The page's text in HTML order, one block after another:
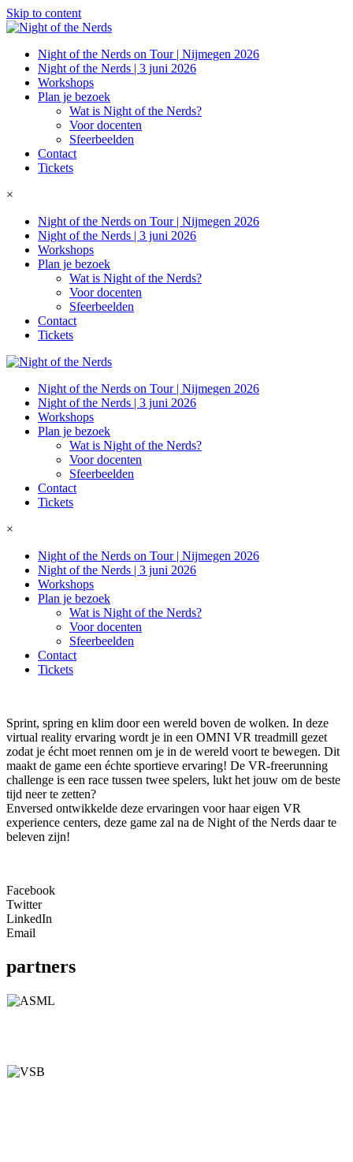
Skip to content
Night of the Nerds on Tour | Nijmegen 2026
Night of the Nerds | 3 juni 2026
Workshops
Plan je bezoek
Wat is Night of the Nerds?
Voor docenten
Sfeerbeelden
Contact
Tickets
×
Night of the Nerds on Tour | Nijmegen 2026
Night of the Nerds | 3 juni 2026
Workshops
Plan je bezoek
Wat is Night of the Nerds?
Voor docenten
Sfeerbeelden
Contact
Tickets
Night of the Nerds on Tour | Nijmegen 2026
Night of the Nerds | 3 juni 2026
Workshops
Plan je bezoek
Wat is Night of the Nerds?
Voor docenten
Sfeerbeelden
Contact
Tickets
×
Night of the Nerds on Tour | Nijmegen 2026
Night of the Nerds | 3 juni 2026
Workshops
Plan je bezoek
Wat is Night of the Nerds?
Voor docenten
Sfeerbeelden
Contact
Tickets
Sprint, spring en klim door een wereld boven de wolken. In deze
virtual reality ervaring wordt je in een OMNI VR treadmill gezet
zodat je écht moet rennen om je in de wereld voort te bewegen. Dit
maakt de game een échte sportieve ervaring! De VR-freerunning
challenge is een race tussen twee spelers, lukt het jouw om de beste
tijd neer te zetten?
Enversed ontwikkelde deze ervaringen voor haar eigen VR
experience centers, deze game zal na de Night of the Nerds daar te
beleven zijn!
Facebook
Twitter
LinkedIn
Email
partners